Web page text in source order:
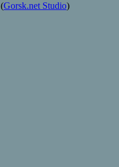
(Gorsk.net Studio)